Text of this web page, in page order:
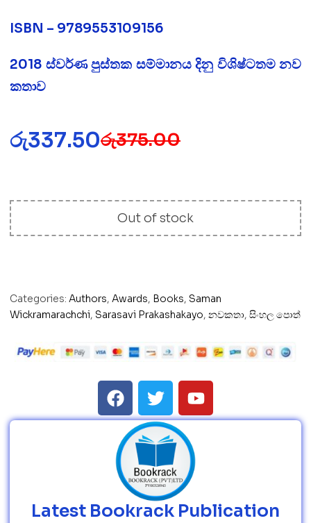
ISBN – 9789553109156
2018 ස්වර්ණ පුස්තක සම්මානය දිනු විශිෂ්ටතම නව
කතාව
රු375.00
රු337.50
Out of stock
Categories: Authors, Awards, Books, Saman
Wickramarachchi, Sarasavi Prakashakayo, නවකතා, සිංහල පොත්
Latest Bookrack Publication